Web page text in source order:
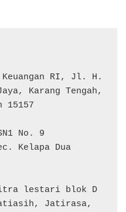
Keuangan RI, Jl. H.
Karang Tengah,
15157
No. 9
Kelapa Dua
lestari blok D
Jatirasa,